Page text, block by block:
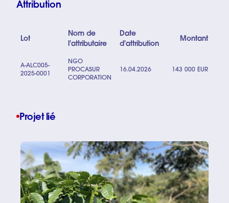
Attribution
Lot
Nom de
l'attributaire
Date
d'attribution
Montant
A-ALC005-
2025-0001
NGO
PROCASUR
CORPORATION
16.04.2026 143 000 EUR
Projet lié